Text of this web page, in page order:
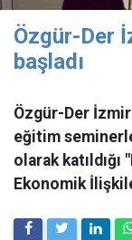
Özgür-Der
başladı
Özgür-Der
eğitim
olarak katıldığı
Ekonomik